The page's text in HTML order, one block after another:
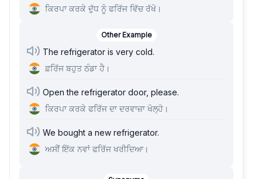
ਕਿਰਪਾ ਕਰਕੇ ਦੁੱਧ ਨੂੰ ਫਰਿੱਜ ਵਿੱਚ ਰੱਖੋ।
Other Example
The refrigerator is very cold.
ਫ਼ਰਿੱਜ ਬਹੁਤ ਠੰਡਾ ਹੈ।
Open the refrigerator door, please.
ਕਿਰਪਾ ਕਰਕੇ ਫਰਿੱਜ ਦਾ ਦਰਵਾਜ਼ਾ ਖੋਲ੍ਹੋ।
We bought a new refrigerator.
ਅਸੀਂ ਇੱਕ ਨਵਾਂ ਫਰਿੱਜ ਖਰੀਦਿਆ।